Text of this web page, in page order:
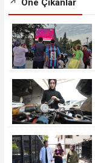
Öne Çıkanlar